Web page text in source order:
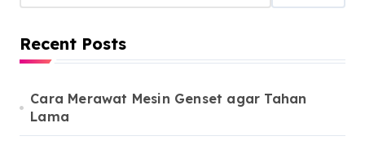
Recent Posts
Cara Merawat Mesin Genset agar Tahan
Lama